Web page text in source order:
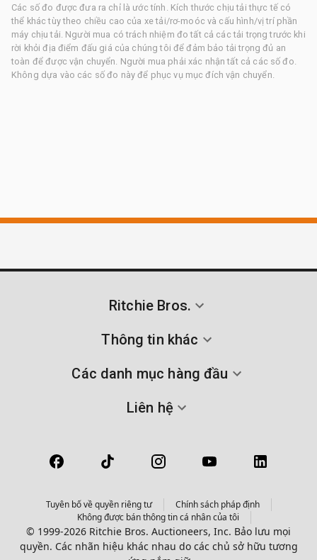
Các số đo được đưa ra chỉ là ước tính. Kích thước chịu tải thực tế có
thể khác tùy theo chiều cao của xe tải/rơ-moóc và cấu hình/vị trí phần
máy chịu tải. Người mua có trách nhiệm đo tất cả các tải trọng trước khi
rời khỏi địa điểm đấu giá của chúng tôi để đảm bảo tải trọng đủ an
toàn để được vận chuyển. Người mua phải xác nhận tất cả các số đo.
Không dựa vào các số đo này để phục vụ mục đích vận chuyển.
Ritchie Bros.
Thông tin khác
Các danh mục hàng đầu
Liên hệ
Tuyên bố về quyền riêng tư
Chính sách pháp định
Không được bán thông tin cá nhân của tôi
© 1999-2026 Ritchie Bros. Auctioneers, Inc. Bảo lưu mọi
quyền. Các nhãn hiệu khác nhau do các chủ sở hữu tương